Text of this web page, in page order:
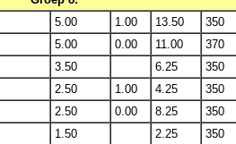
5.00 1.00 13.50
350
5.00 0.00 11.00
370
3.50 6.25
350
2.50 1.00 4.25
350
2.50 0.00 8.25
350
1.50 2.25 350